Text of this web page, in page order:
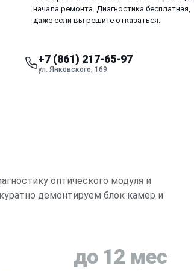
начала ремонта. Диагностика бесплатная,
даже если вы решите отказаться.
+7 (861) 217-65-97
ул. Янковского, 169
оптического модуля и
демонтируем блок камер и
до 12 мес